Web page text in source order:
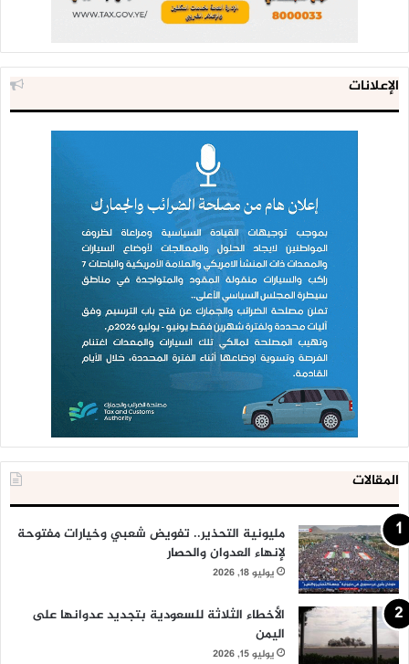
الإعلانات
المقالات
مليونية التحذير.. تفويض شعبي وخيارات مفتوحة
لإنهاء العدوان والحصار
يوليو 18, 2026
الأخطاء الثلاثة للسعودية بتجديد عدوانها على
اليمن
يوليو 15, 2026